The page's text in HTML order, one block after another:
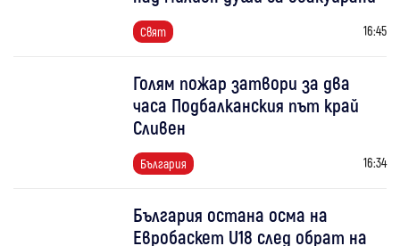
Свят 16:45
Голям пожар затвори за два
часа Подбалканския път край
Сливен
България 16:34
България остана осма на
Евробаскет U18 след обрат на